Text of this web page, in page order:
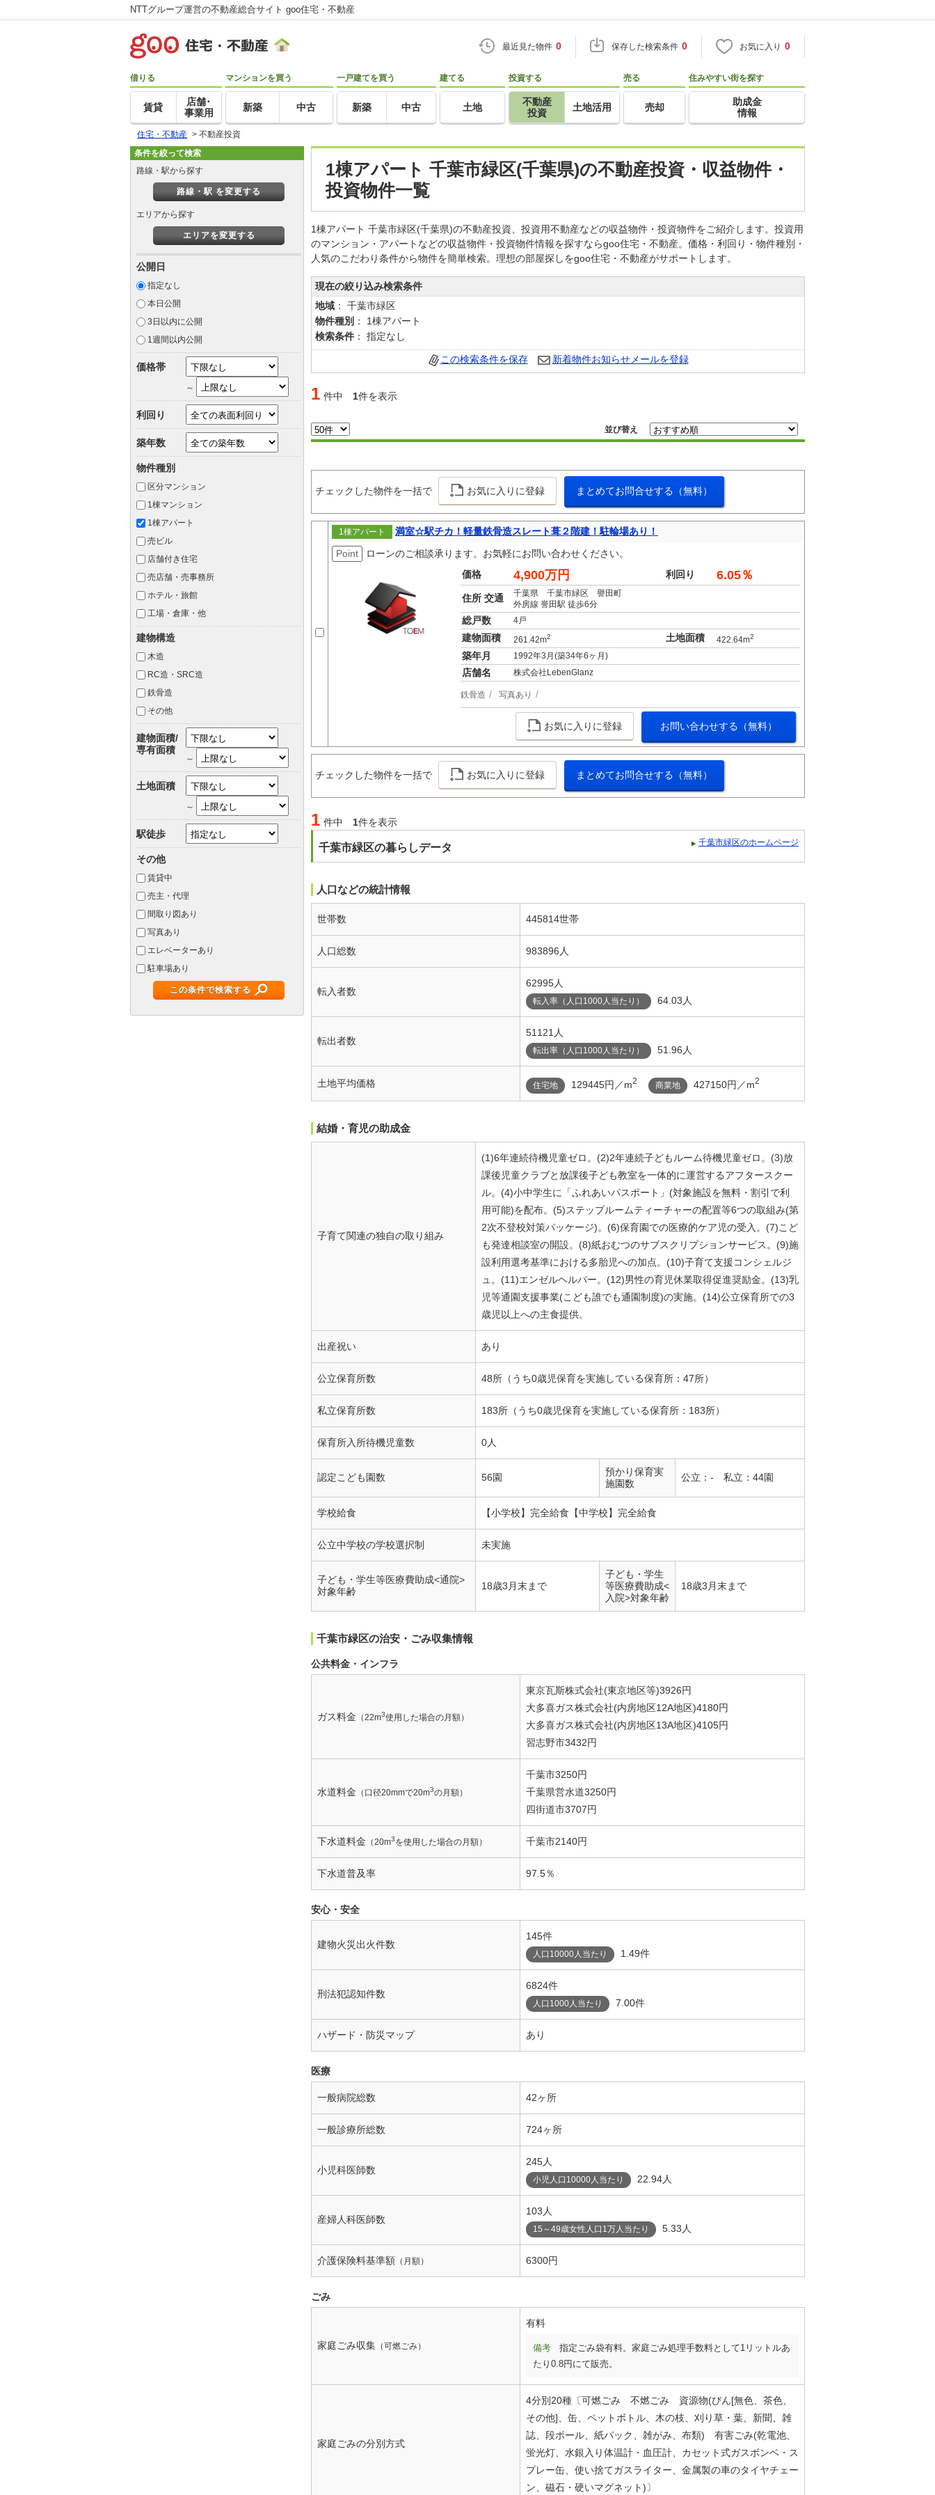
NTTグループ運営の不動産総合サイト goo住宅・不動産
最近見た物件 0 保存した検索条件 0 お気に入り 0
借りる
賃貸
店舗･
事業用
マンションを買う
新築 中古
一戸建てを買う
新築 中古
建てる
土地
投資する
不動産
投資
土地活用
売る
売却
住みやすい街を探す
助成金
情報
住宅・不動産 > 不動産投資
1棟アパート 千葉市緑区(千葉県)の不動産投資・収益物件・
投資物件一覧
1棟アパート 千葉市緑区(千葉県)の不動産投資、投資用不動産などの収益物件・投資物件をご紹介します。投資用
のマンション・アパートなどの収益物件・投資物件情報を探すならgoo住宅・不動産。価格・利回り・物件種別・
人気のこだわり条件から物件を簡単検索。理想の部屋探しをgoo住宅・不動産がサポートします。
現在の絞り込み検索条件
地域 ： 千葉市緑区
物件種別 ： 1棟アパート
検索条件 ： 指定なし
この検索条件を保存 新着物件お知らせメールを登録
1 件中 1件を表示
並び替え
チェックした物件を一括で お気に入りに登録 まとめてお問合せする（無料）
1棟アパート
満室☆駅チカ！軽量鉄骨造スレート葺２階建！駐輪場あり！
Point
ローンのご相談承ります。お気軽にお問い合わせください。
価格
4,900万円 利回り 6.05％
住所 交通
千葉県 千葉市緑区 譽田町
外房線 誉田駅 徒歩6分
総戸数 4戸
建物面積 261.42m2 土地面積 422.64m2
築年月 1992年3月(築34年6ヶ月)
店舗名 株式会社LebenGlanz
鉄骨造 写真あり
お気に入りに登録 お問い合わせする（無料）
チェックした物件を一括で お気に入りに登録 まとめてお問合せする（無料）
1 件中 1件を表示
千葉市緑区の暮らしデータ 千葉市緑区のホームページ
人口などの統計情報
世帯数 445814世帯
人口総数 983896人
転入者数
62995人
転入率（人口1000人当たり） 64.03人
転出者数
51121人
転出率（人口1000人当たり） 51.96人
土地平均価格 住宅地 129445円／m2 商業地 427150円／m2
結婚・育児の助成金
子育て関連の独自の取り組み
(1)6年連続待機児童ゼロ。(2)2年連続子どもルーム待機児童ゼロ。(3)放
課後児童クラブと放課後子ども教室を一体的に運営するアフタースクー
ル。(4)小中学生に「ふれあいパスポート」(対象施設を無料・割引で利
用可能)を配布。(5)ステップルームティーチャーの配置等6つの取組み(第
2次不登校対策パッケージ)。(6)保育園での医療的ケア児の受入。(7)こど
も発達相談室の開設。(8)紙おむつのサブスクリプションサービス。(9)施
設利用選考基準における多胎児への加点。(10)子育て支援コンシェルジ
ュ。(11)エンゼルヘルパー。(12)男性の育児休業取得促進奨励金。(13)乳
児等通園支援事業(こども誰でも通園制度)の実施。(14)公立保育所での3
歳児以上への主食提供。
出産祝い あり
公立保育所数 48所（うち0歳児保育を実施している保育所：47所）
私立保育所数 183所（うち0歳児保育を実施している保育所：183所）
保育所入所待機児童数 0人
認定こども園数 56園
預かり保育実
施園数
公立：- 私立：44園
学校給食 【小学校】完全給食【中学校】完全給食
公立中学校の学校選択制 未実施
子ども・学生等医療費助成<通院>
対象年齢
18歳3月末まで
子ども・学生
等医療費助成<
入院>対象年齢
18歳3月末まで
千葉市緑区の治安・ごみ収集情報
公共料金・インフラ
ガス料金 （22m3使用した場合の月額）
東京瓦斯株式会社(東京地区等)3926円
大多喜ガス株式会社(内房地区12A地区)4180円
大多喜ガス株式会社(内房地区13A地区)4105円
習志野市3432円
水道料金 （口径20mmで20m3の月額）
千葉市3250円
千葉県営水道3250円
四街道市3707円
下水道料金 （20m3を使用した場合の月額） 千葉市2140円
下水道普及率 97.5％
安心・安全
建物火災出火件数
145件
人口10000人当たり 1.49件
刑法犯認知件数
6824件
人口1000人当たり 7.00件
ハザード・防災マップ あり
医療
一般病院総数 42ヶ所
一般診療所総数 724ヶ所
小児科医師数
245人
小児人口10000人当たり 22.94人
産婦人科医師数
103人
15～49歳女性人口1万人当たり 5.33人
介護保険料基準額 （月額） 6300円
ごみ
家庭ごみ収集 （可燃ごみ）
有料
備考
指定ごみ袋有料。家庭ごみ処理手数料として1リットルあ
たり0.8円にて販売。
家庭ごみの分別方式
4分別20種〔可燃ごみ 不燃ごみ 資源物(びん[無色、茶色、
その他]、缶、ペットボトル、木の枝、刈り草・葉、新聞、雑
誌、段ボール、紙パック、雑がみ、布類) 有害ごみ(乾電池、
蛍光灯、水銀入り体温計・血圧計、カセット式ガスボンベ・ス
プレー缶、使い捨てガスライター、金属製の車のタイヤチェー
ン、磁石・硬いマグネット)〕
条件を絞って検索
路線・駅から探す
路線・駅 を変更する
エリアから探す
エリアを変更する
公開日
指定なし
本日公開
3日以内に公開
1週間以内公開
価格帯
～
利回り
築年数
物件種別
区分マンション
1棟マンション
1棟アパート
売ビル
店舗付き住宅
売店舗・売事務所
ホテル・旅館
工場・倉庫・他
建物構造
木造
RC造・SRC造
鉄骨造
その他
建物面積/
専有面積
～
土地面積
～
駅徒歩
その他
賃貸中
売主・代理
間取り図あり
写真あり
エレベーターあり
駐車場あり
この条件で検索する